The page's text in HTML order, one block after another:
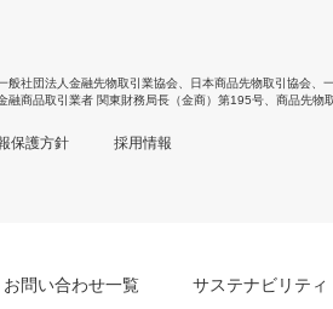
般社団法人金融先物取引業協会 日本商品先物取引協会
融商品取引業者 関東財務局長（金商）第195号、商品先物
保護方針 採用情報
お問い合わせ一覧 サステナビリティ